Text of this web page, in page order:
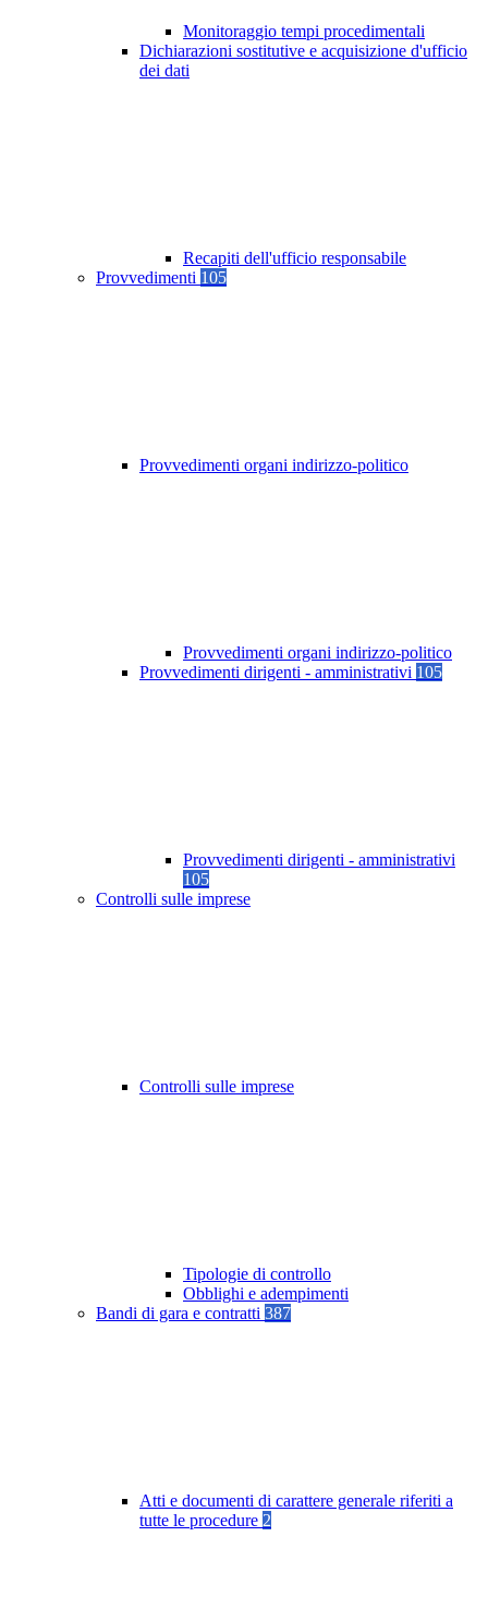
Monitoraggio tempi procedimentali
Dichiarazioni sostitutive e acquisizione d'ufficio
dei dati
Recapiti dell'ufficio responsabile
Provvedimenti 105
Provvedimenti organi indirizzo-politico
Provvedimenti organi indirizzo-politico
Provvedimenti dirigenti - amministrativi 105
Provvedimenti dirigenti - amministrativi
105
Controlli sulle imprese
Controlli sulle imprese
Tipologie di controllo
Obblighi e adempimenti
Bandi di gara e contratti 387
Atti e documenti di carattere generale riferiti a
tutte le procedure 2